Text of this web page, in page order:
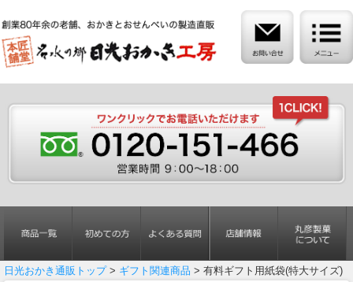
日光おかき通販トップ> ギフト関連商品 > 有料ギフト用紙袋(特大サイズ)